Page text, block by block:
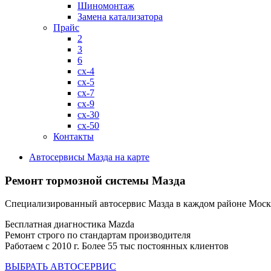
Шиномонтаж
Замена катализатора
Прайс
2
3
6
cx-4
cx-5
cx-7
cx-9
cx-30
cx-50
Контакты
Автосервисы Мазда на карте
Ремонт тормозной системы Мазда
Специализированный автосервис Мазда в каждом районе
Бесплатная диагностика Mazda
Ремонт строго по стандартам производителя
Работаем с 2010 г. Более 55 тыс постоянных клиентов
ВЫБРАТЬ АВТОСЕРВИС